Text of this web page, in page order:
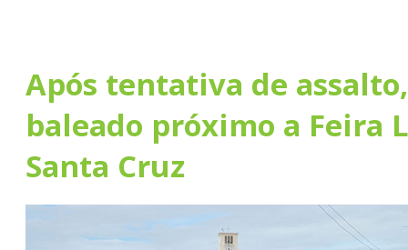
Após tentativa de
baleado próximo a Feira
Santa Cruz